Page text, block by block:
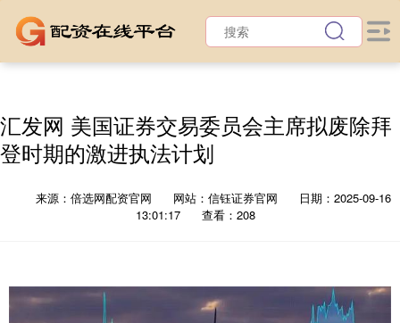
汇发网 美国证券交易委员会主席拟废除拜
登时期的激进执法计划
来源：倍选网配资官网 网站：信钰证券官网
日期：2025-09-16
13:01:17
查看：208